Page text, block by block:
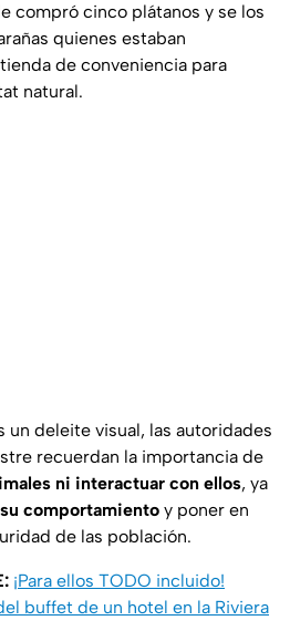
compró cinco plátanos y se los
quienes estaban
de conveniencia para
natural.
un deleite visual, las autoridades
recuerdan la importancia de
ni interactuar con ellos, ya
comportamiento y poner en
de las población.
¡Para ellos TODO incluido!
buffet de un hotel en la Riviera